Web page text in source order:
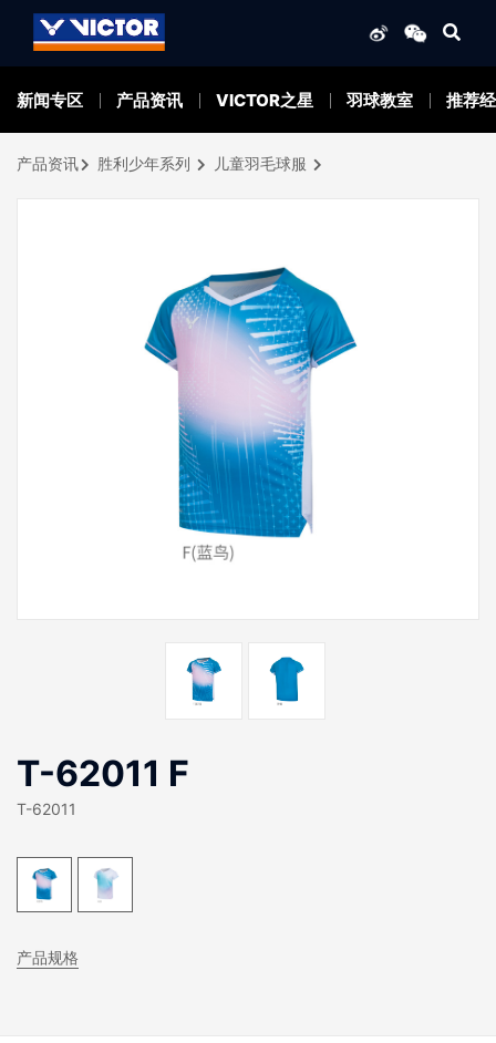
新闻专区 产品资讯 VICTOR之星 羽球教室 推荐
产品资讯 胜利少年系列 儿童羽毛球服
T-62011 F
T-62011
产品规格